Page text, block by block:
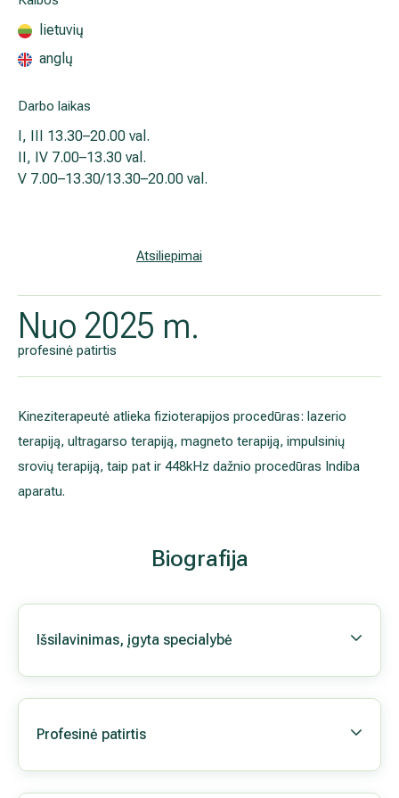
lietuvių
anglų
Darbo laikas
I, III 13.30–20.00 val.
II, IV 7.00–13.30 val.
V 7.00–13.30/13.30–20.00 val.
Atsiliepimai
Nuo 2025 m.
profesinė patirtis
Kineziterapeutė atlieka fizioterapijos procedūras: lazerio
terapiją, ultragarso terapiją, magneto terapiją, impulsinių
srovių terapiją, taip pat ir 448kHz dažnio procedūras Indiba
aparatu.
Biografija
Išsilavinimas, įgyta specialybė
Profesinė patirtis
Išsiplėtusių kojų venų gydymas
Mamologija (Krūtų onkochirurgija)
Hila paslaugos
Hila gydytojai